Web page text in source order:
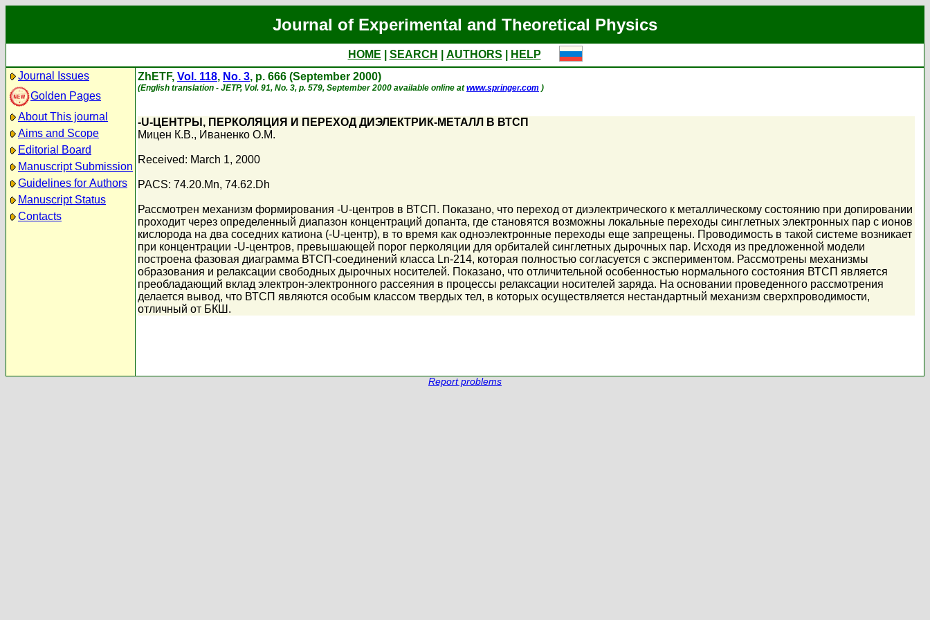
Journal of Experimental and Theoretical Physics
HOME SEARCH AUTHORS
HELP
Journal Issues
Golden Pages
About This journal
Aims and Scope
Editorial Board
Manuscript Submission
Guidelines for Authors
Manuscript Status
Contacts
ZhETF, Vol. 118, No. 3, p. 666 (September 2000)
(English translation - JETP, Vol. 91, No. 3, p. 579, September 2000 available online atwww.springer.com )
-U-ЦЕНТРЫ, ПЕРКОЛЯЦИЯ И ПЕРЕХОД ДИЭЛЕКТРИК-МЕТАЛЛ В ВТСП
Мицен К.В., Иваненко О.М.
Received: March 1, 2000
PACS: 74.20.Mn, 74.62.Dh
Рассмотрен механизм формирования -U-центров в ВТСП. Показано, что переход от диэлектрического к металлическому состоянию при допировании
проходит через определенный диапазон концентраций допанта, где становятся возможны локальные переходы синглетных электронных пар с ионов
кислорода на два соседних катиона (-U-центр), в то время как одноэлектронные переходы еще запрещены. Проводимость в такой системе возникает
при концентрации -U-центров, превышающей порог перколяции для орбиталей синглетных дырочных пар. Исходя из предложенной модели
построена фазовая диаграмма ВТСП-соединений класса Ln-214, которая полностью согласуется с экспериментом. Рассмотрены механизмы
образования и релаксации свободных дырочных носителей. Показано, что отличительной особенностью нормального состояния ВТСП является
преобладающий вклад электрон-электронного рассеяния в процессы релаксации носителей заряда. На основании проведенного рассмотрения
делается вывод, что ВТСП являются особым классом твердых тел, в которых осуществляется нестандартный механизм сверхпроводимости,
отличный от БКШ.
Report problems